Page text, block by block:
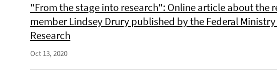
"From the stage into research": Online article about the
member Lindsey Drury published by the Federal
Research
Oct 13, 2020